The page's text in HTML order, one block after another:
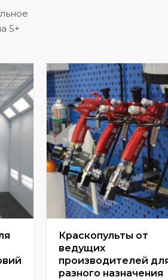
5+
Краскопульты от
ведущих
производителей
разного назначения